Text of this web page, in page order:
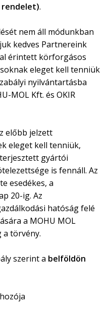
rendelet).
nem áll módunkban
kedves Partnereink
érintett körforgásos
eleget kell tenniük
nyilvántartásba
MOL Kft. és OKIR
előbb jelzett
eleget kell tenniük,
gyártói
is fennáll. Az
esedékes, a
20-ig. Az
hatóság felé
a MOHU MOL
törvény.
szerint a belföldön